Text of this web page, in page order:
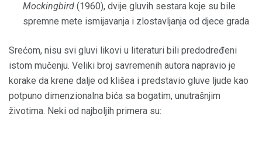
Mockingbird (1960), dvije gluvih sestara koje su bile
spremne mete ismijavanja i zlostavljanja od djece grada
Srećom, nisu svi gluvi likovi u literaturi bili predodređeni
istom mučenju. Veliki broj savremenih autora napravio je
korake da krene dalje od klišea i predstavio gluve ljude kao
potpuno dimenzionalna bića sa bogatim, unutrašnjim
životima. Neki od najboljih primera su: